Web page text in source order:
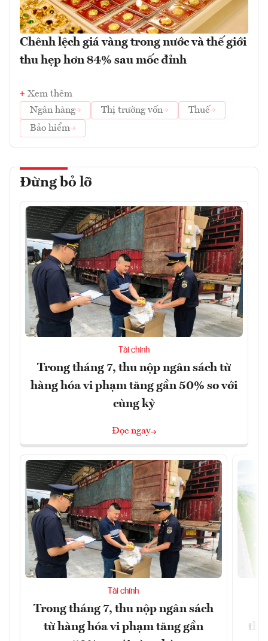
Chênh lệch giá vàng trong nước và thế giới
thu hẹp hơn 84% sau mốc đỉnh
Xem thêm
Ngân hàng
Thị trường vốn
Thuế
Bảo hiểm
Đừng bỏ lỡ
Tài chính
Trong tháng 7, thu nộp ngân sách từ
hàng hóa vi phạm tăng gần 50% so với
cùng kỳ
Đọc ngay
Tài chính
Trong tháng 7, thu nộp ngân sách
từ hàng hóa vi phạm tăng gần